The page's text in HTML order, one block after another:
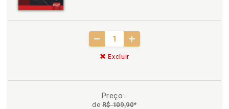
Excluir
Preço:
deR$ 109,90*